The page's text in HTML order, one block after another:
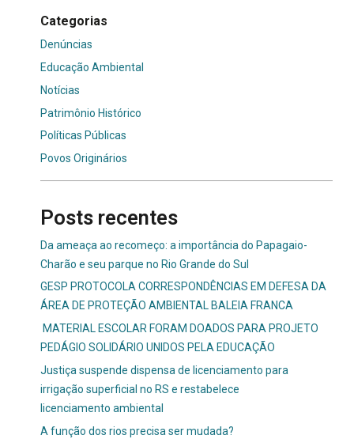
Categorias
Denúncias
Educação Ambiental
Notícias
Patrimônio Histórico
Políticas Públicas
Povos Originários
Posts recentes
Da ameaça ao recomeço: a importância do Papagaio-
Charão e seu parque no Rio Grande do Sul
GESP PROTOCOLA CORRESPONDÊNCIAS EM DEFESA DA
ÁREA DE PROTEÇÃO AMBIENTAL BALEIA FRANCA
MATERIAL ESCOLAR FORAM DOADOS PARA PROJETO
PEDÁGIO SOLIDÁRIO UNIDOS PELA EDUCAÇÃO
Justiça suspende dispensa de licenciamento para
irrigação superficial no RS e restabelece
licenciamento ambiental
A função dos rios precisa ser mudada?